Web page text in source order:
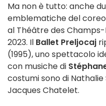
Ma non è tutto: anche
emblematiche del
al Théâtre des Champs-
2023. Il Ballet Preljocaj
(1995), uno spettacolo
con musiche di
costumi sono di Nathalie
Jacques Chatelet.